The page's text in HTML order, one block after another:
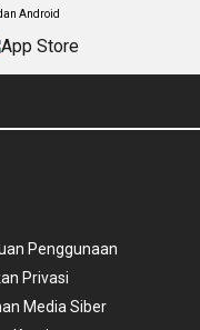
Android
Penggunaan
Privasi
Media Siber